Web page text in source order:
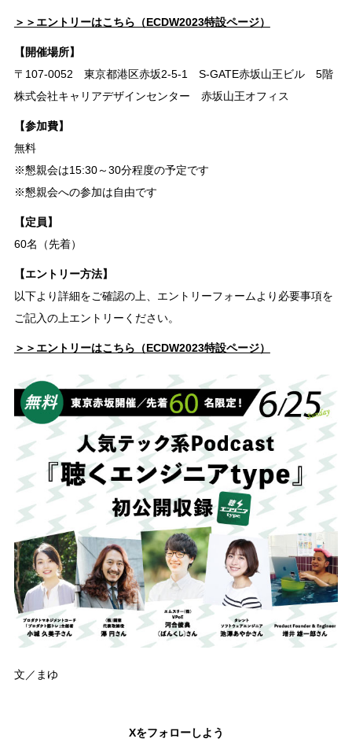
＞＞エントリーはこちら（ECDW2023特設ページ）
【開催場所】
〒107-0052 東京都港区赤坂2-5-1 S-GATE赤坂山王ビル 5階
株式会社キャリアデザインセンター 赤坂山王オフィス
【参加費】
無料
※懇親会は15:30～30分程度の予定です
※懇親会への参加は自由です
【定員】
60名（先着）
【エントリー方法】
以下より詳細をご確認の上、エントリーフォームより必要事項を
ご記入の上エントリーください。
＞＞エントリーはこちら（ECDW2023特設ページ）
文／まゆ
Xをフォローしよう